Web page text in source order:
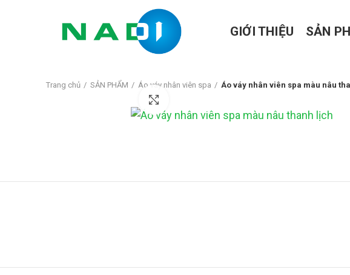
GIỚI THIỆU SẢN
Trang chủ SẢN PHẨM Áo váy nhân viên spa
Áo váy nhân viên spa màu nâu